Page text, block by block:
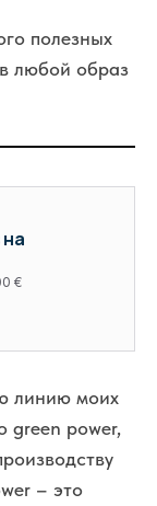
полезных
любой образ
€
линию моих
green power,
– это